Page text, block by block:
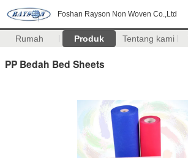
Foshan Rayson Non Woven Co.,Ltd
Rumah Produk Tentang kami
PP Bedah Bed Sheets